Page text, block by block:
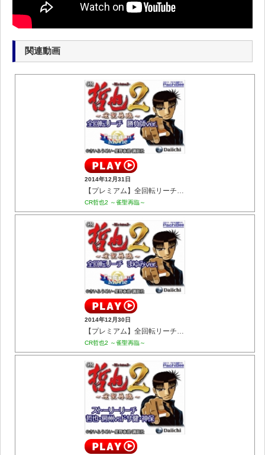
関連動画
2014年12月31日
【プレミアム】全回転リーチ 勝負師ver.
CR哲也2 ～雀聖再臨～
2014年12月30日
【プレミアム】全回転リーチ まゆみver.
CR哲也2 ～雀聖再臨～